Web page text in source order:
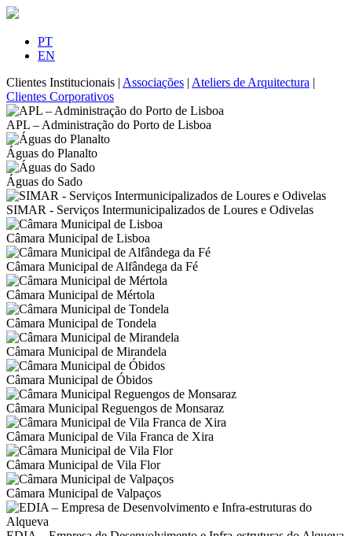
PT
EN
Clientes Institucionais | Associações | Ateliers de Arquitectura |
Clientes Corporativos
APL – Administração do Porto de Lisboa
Águas do Planalto
Águas do Sado
SIMAR - Serviços Intermunicipalizados de Loures e Odivelas
Câmara Municipal de Lisboa
Câmara Municipal de Alfândega da Fé
Câmara Municipal de Mértola
Câmara Municipal de Tondela
Câmara Municipal de Mirandela
Câmara Municipal de Óbidos
Câmara Municipal Reguengos de Monsaraz
Câmara Municipal de Vila Franca de Xira
Câmara Municipal de Vila Flor
Câmara Municipal de Valpaços